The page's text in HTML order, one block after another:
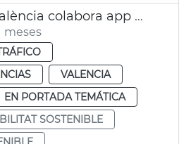
Ayuntamiento València colabora app Waze seguridad vial colegios
meses
VALENCIA
EN PORTADA TEMÁTICA
SOSTENIBLE